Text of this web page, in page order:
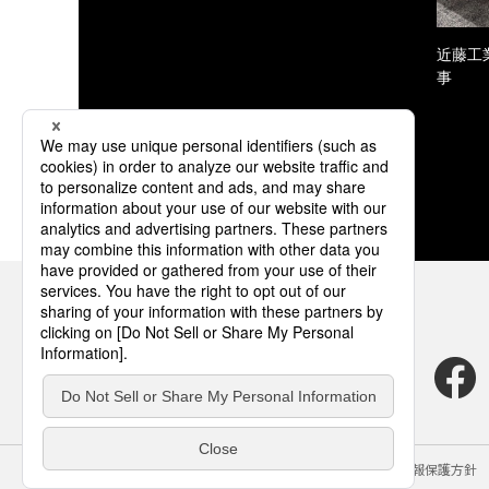
近藤工
事
サイトのご利用にあたって クッキーポリシー 個人情報保護方針